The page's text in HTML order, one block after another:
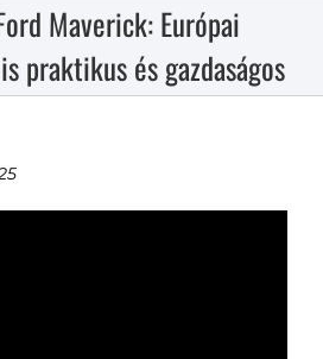
Maverick: Európai
praktikus és gazdaságos